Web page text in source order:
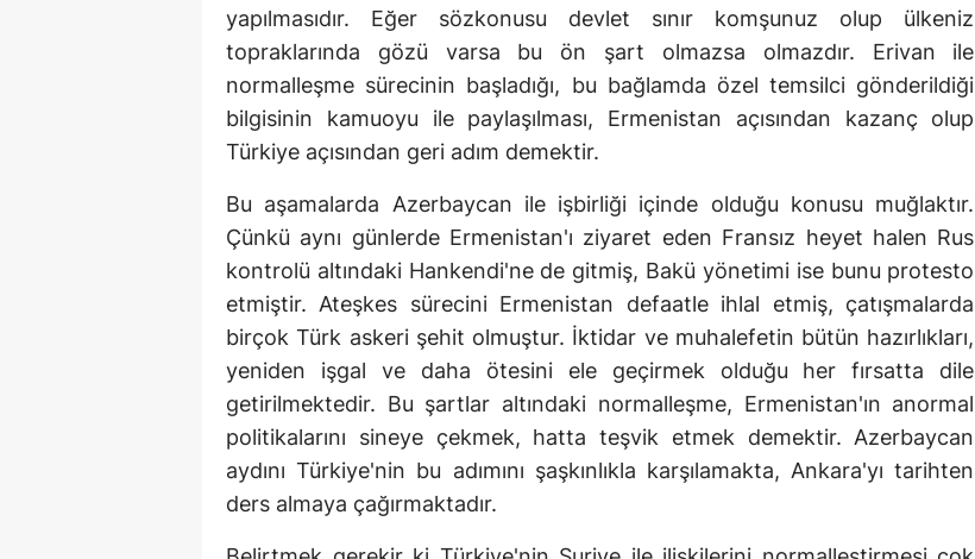
yapılmasıdır. Eğer sözkonusu devlet sınır komşunuz olup ülkeniz
topraklarında gözü varsa bu ön şart olmazsa olmazdır. Erivan ile
normalleşme sürecinin başladığı, bu bağlamda özel temsilci gönderildiği
bilgisinin kamuoyu ile paylaşılması, Ermenistan açısından kazanç olup
Türkiye açısından geri adım demektir.
Bu aşamalarda Azerbaycan ile işbirliği içinde olduğu konusu muğlaktır.
Çünkü aynı günlerde Ermenistan'ı ziyaret eden Fransız heyet halen Rus
kontrolü altındaki Hankendi'ne de gitmiş, Bakü yönetimi ise bunu protesto
etmiştir. Ateşkes sürecini Ermenistan defaatle ihlal etmiş, çatışmalarda
birçok Türk askeri şehit olmuştur. İktidar ve muhalefetin bütün hazırlıkları,
yeniden işgal ve daha ötesini ele geçirmek olduğu her fırsatta dile
getirilmektedir. Bu şartlar altındaki normalleşme, Ermenistan'ın anormal
politikalarını sineye çekmek, hatta teşvik etmek demektir. Azerbaycan
aydını Türkiye'nin bu adımını şaşkınlıkla karşılamakta, Ankara'yı tarihten
ders almaya çağırmaktadır.